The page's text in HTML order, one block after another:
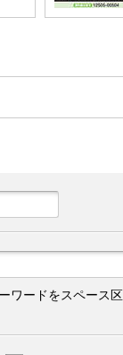
ワードをスペース